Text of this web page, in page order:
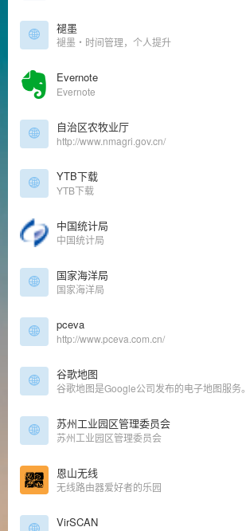
褪墨
褪墨・时间管理，个人提升
Evernote
Evernote
自治区农牧业厅
http://www.nmagri.gov.cn/
YTB下载
YTB下载
中国统计局
中国统计局
国家海洋局
国家海洋局
pceva
http://www.pceva.com.cn/
谷歌地图
苏州工业园区管理委员会
苏州工业园区管理委员会
恩山无线
无线路由器爱好者的乐园
VirSCAN